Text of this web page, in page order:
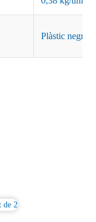
Plàstic negre